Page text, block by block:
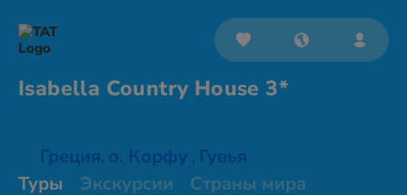
Isabella Country House 3*
Греция, о. Корфу , Гувья
Туры
Экскурсии Страны мира